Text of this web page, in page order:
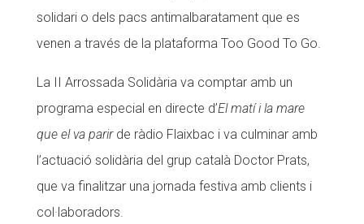
solidari o dels pacs antimalbaratament que es
venen a través de la plataforma Too Good To Go.
La II Arrossada Solidària va comptar amb un
programa especial en directe d’El matí i la mare
que el va parirde ràdio Flaixbac i va culminar amb
l’actuació solidària del grup català Doctor Prats,
que va finalitzar una jornada festiva amb clients i
col·laboradors.